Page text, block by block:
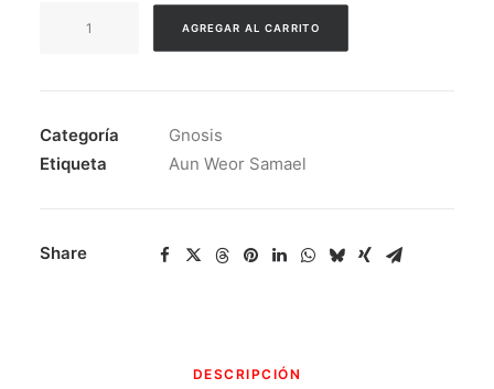
Nociones
Fund.
Crim.
AGREGAR AL CARRITO
Categoría
Gnosis
Etiqueta
Aun Weor Samael
Share
DESCRIPCIÓN